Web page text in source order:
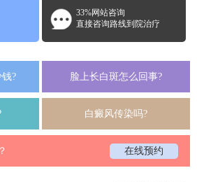
33%网站咨询
直接咨询路线到院治疗
? 脸上长白斑怎么回事?
白癜风传染吗?
在线预约